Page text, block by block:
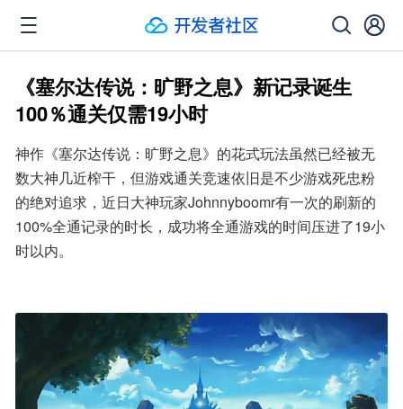
《塞尔达传说：旷野之息》新记录诞生
100％通关仅需19小时
神作《塞尔达传说：旷野之息》的花式玩法虽然已经被无
数大神几近榨干，但游戏通关竞速依旧是不少游戏死忠粉
的绝对追求，近日大神玩家Johnnyboomr有一次的刷新的
100%全通记录的时长，成功将全通游戏的时间压进了19小
时以内。